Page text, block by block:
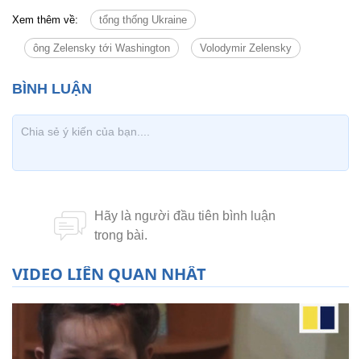
Xem thêm về: tổng thống Ukraine
ông Zelensky tới Washington Volodymir Zelensky
VIDEO LIÊN QUAN NHẤT